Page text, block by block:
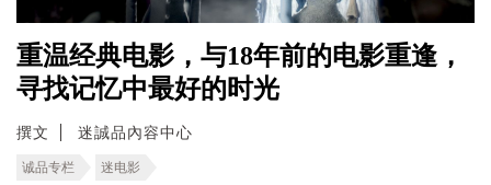
重温经典电影，与18年前的电影重逢，
寻找记忆中最好的时光
撰文 迷誠品內容中心
诚品专栏 迷电影